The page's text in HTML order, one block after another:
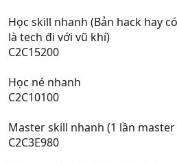
Học skill nhanh (Bản hack hay
là tech đi với vũ khí)
C2C15200
Học né nhanh
C2C10100
Master skill nhanh (1 lần master
C2C3E980